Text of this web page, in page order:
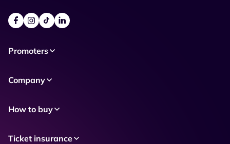
Promoters
Company
How to buy
Ticket insurance